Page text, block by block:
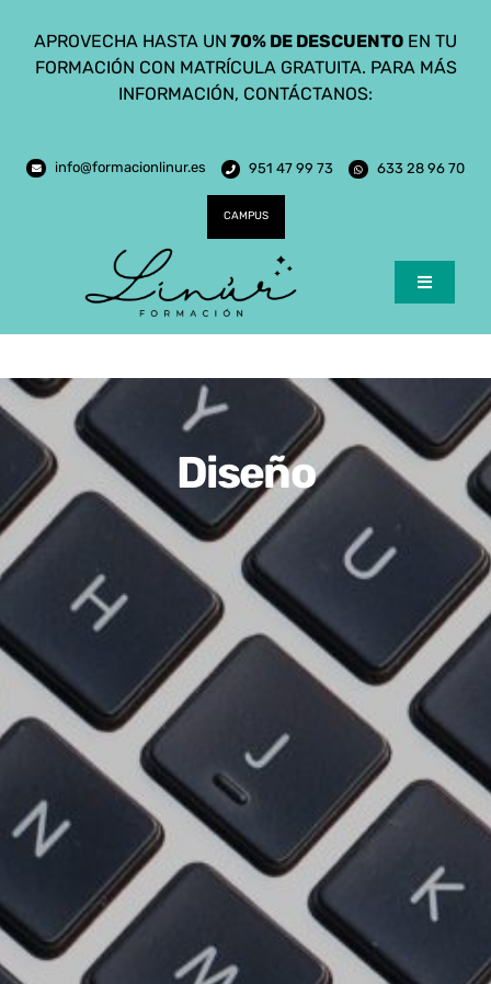
contenido
APROVECHA HASTA UN 70% DE DESCUENTO EN TU
FORMACIÓN CON MATRÍCULA GRATUITA. PARA MÁS
INFORMACIÓN, CONTÁCTANOS:
info@formacionlinur.es 951 47 99 73 633 28 96 70
CAMPUS
Toggle
Inicio
Cursos
Ciclos Formativos
Certificados de Profesionalidad
Diseño